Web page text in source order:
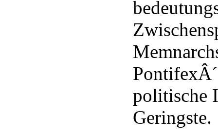
politische
Geringste.